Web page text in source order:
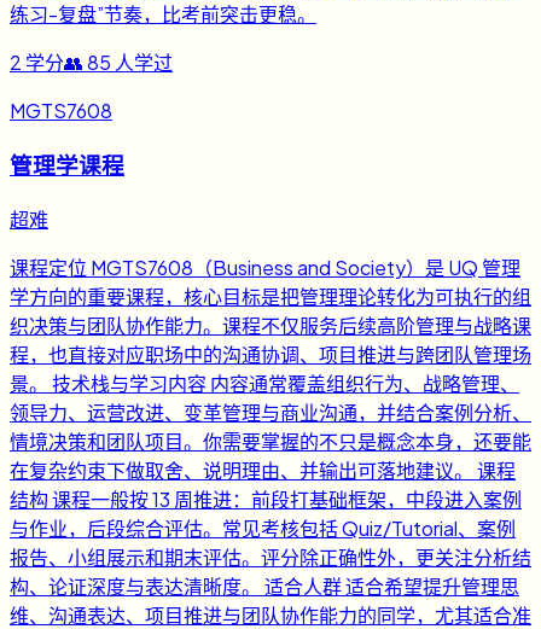
练习-复盘”节奏，比考前突击更稳。
2 学分👥85 人学过
MGTS7608
管理学课程
超难
课程定位 MGTS7608（Business and Society）是 UQ 管理
学方向的重要课程，核心目标是把管理理论转化为可执行的组
织决策与团队协作能力。课程不仅服务后续高阶管理与战略课
程，也直接对应职场中的沟通协调、项目推进与跨团队管理场
景。 技术栈与学习内容 内容通常覆盖组织行为、战略管理、
领导力、运营改进、变革管理与商业沟通，并结合案例分析、
情境决策和团队项目。你需要掌握的不只是概念本身，还要能
在复杂约束下做取舍、说明理由、并输出可落地建议。 课程
结构 课程一般按 13 周推进：前段打基础框架，中段进入案例
与作业，后段综合评估。常见考核包括 Quiz/Tutorial、案例
报告、小组展示和期末评估。评分除正确性外，更关注分析结
构、论证深度与表达清晰度。 适合人群 适合希望提升管理思
维、沟通表达、项目推进与团队协作能力的同学，尤其适合准